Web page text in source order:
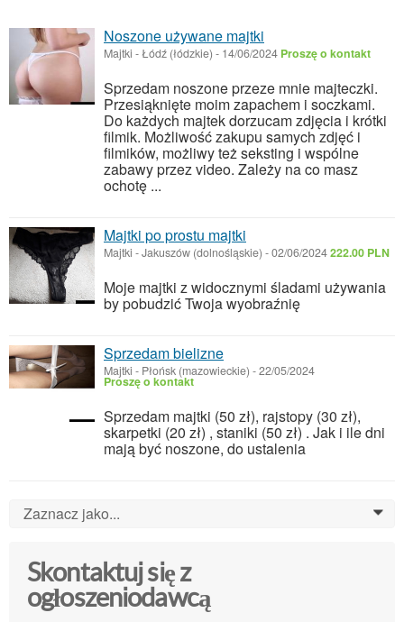
Noszone używane majtki
Majtki -Łódź (łódzkie) - 14/06/2024 Proszę o kontakt
Sprzedam noszone przeze mnie majteczki.
Przesiąknięte moim zapachem i soczkami.
Do każdych majtek dorzucam zdjęcia i krótki
filmik. Możliwość zakupu samych zdjęć i
filmików, możliwy też seksting i wspólne
zabawy przez video. Zależy na co masz
ochotę ...
Majtki po prostu majtki
Majtki -Jakuszów (dolnośląskie) -02/06/2024222.00 PLN
Moje majtki z widocznymi śladami używania
by pobudzić Twoja wyobraźnię
Sprzedam bielizne
Majtki - Płońsk (mazowieckie) -22/05/2024
Proszę o kontakt
Sprzedam majtki (50 zł), rajstopy (30 zł),
skarpetki (20 zł) , staniki (50 zł) . Jak i ile dni
mają być noszone, do ustalenia
Zaznacz jako... 0
Skontaktuj się z
ogłoszeniodawcą